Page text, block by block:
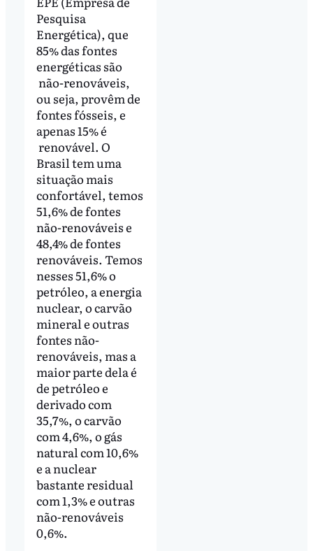
Pesquisa
Energética), que
85% das fontes
energéticas são
não-renováveis,
ou seja, provêm de
fontes fósseis, e
apenas 15% é
renovável. O
Brasil tem uma
situação mais
confortável, temos
51,6% de fontes
não-renováveis e
48,4% de fontes
renováveis. Temos
nesses 51,6% o
petróleo, a energia
nuclear, o carvão
mineral e outras
fontes não-
renováveis, mas a
maior parte dela é
de petróleo e
derivado com
35,7%, o carvão
com 4,6%, o gás
natural com 10,6%
e a nuclear
bastante residual
com 1,3% e outras
não-renováveis
0,6%.